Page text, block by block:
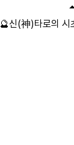
🔮신(神)타로의 시